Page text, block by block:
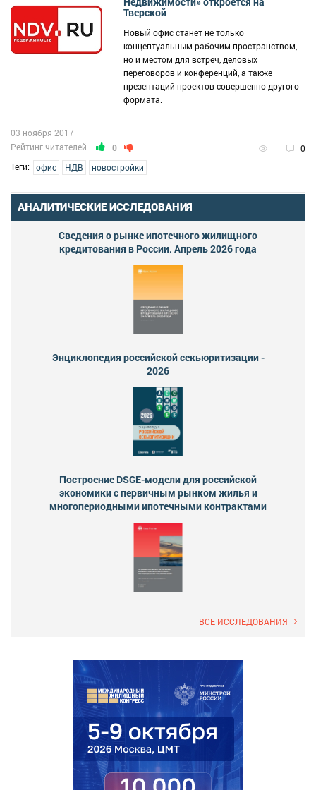
Тверской
Новый офис станет не только
концептуальным рабочим пространством,
но и местом для встреч, деловых
переговоров и конференций, а также
презентаций проектов совершенно другого
формата.
Рейтинг читателей 0 0
03 ноября 2017
Теги: офис НДВ новостройки
АНАЛИТИЧЕСКИЕ ИССЛЕДОВАНИЯ
Сведения о рынке ипотечного жилищного
кредитования в России. Апрель 2026 года
Энциклопедия российской секьюритизации -
2026
Построение DSGE-модели для российской
экономики с первичным рынком жилья и
многопериодными ипотечными контрактами
ВСЕ ИССЛЕДОВАНИЯ